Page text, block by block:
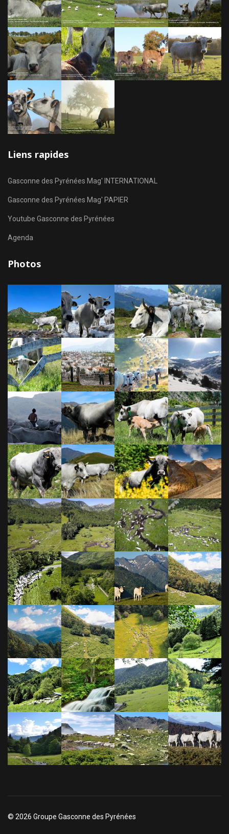
Liens rapides
Gasconne des Pyrénées Mag' INTERNATIONAL
Gasconne des Pyrénées Mag' PAPIER
Youtube Gasconne des Pyrénées
Agenda
Photos
© 2026 Groupe Gasconne des Pyrénées